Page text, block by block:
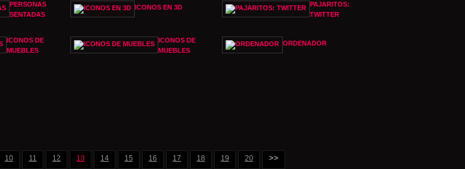
PERSONAS
SENTADAS
ICONOS EN 3D
PAJARITOS:
TWITTER
ICONOS DE
MUEBLES
ICONOS DE
MUEBLES
ORDENADOR
10 11 12 13 14 15 16 17 18 19 20 >>